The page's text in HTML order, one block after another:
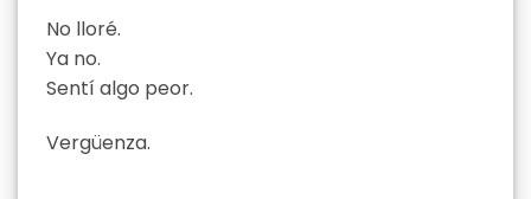
No lloré.
Ya no.
Sentí algo peor.
Vergüenza.